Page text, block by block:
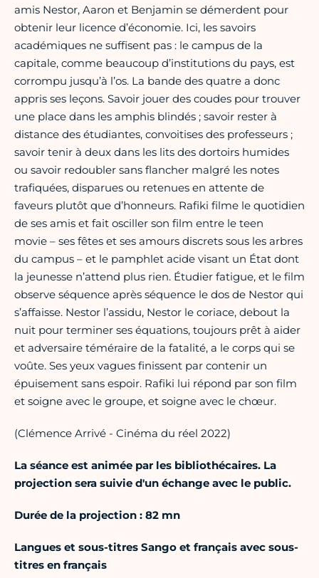
amis Nestor, Aaron et Benjamin se démerdent pour
obtenir leur licence d’économie. Ici, les savoirs
académiques ne suffisent pas : le campus de la
capitale, comme beaucoup d’institutions du pays, est
corrompu jusqu’à l’os. La bande des quatre a donc
appris ses leçons. Savoir jouer des coudes pour trouver
une place dans les amphis blindés ; savoir rester à
distance des étudiantes, convoitises des professeurs ;
savoir tenir à deux dans les lits des dortoirs humides
ou savoir redoubler sans flancher malgré les notes
trafiquées, disparues ou retenues en attente de
faveurs plutôt que d’honneurs. Rafiki filme le quotidien
de ses amis et fait osciller son film entre le teen
movie – ses fêtes et ses amours discrets sous les arbres
du campus – et le pamphlet acide visant un État dont
la jeunesse n’attend plus rien. Étudier fatigue, et le film
observe séquence après séquence le dos de Nestor qui
s’affaisse. Nestor l’assidu, Nestor le coriace, debout la
nuit pour terminer ses équations, toujours prêt à aider
et adversaire téméraire de la fatalité, a le corps qui se
voûte. Ses yeux vagues finissent par contenir un
épuisement sans espoir. Rafiki lui répond par son film
et soigne avec le groupe, et soigne avec le chœur.
(Clémence Arrivé - Cinéma du réel 2022)
La séance est animée par les bibliothécaires. La
projection sera suivie d'un échange avec le public.
Durée de la projection : 82 mn
Langues et sous-titres Sango et français avec sous-
titres en français